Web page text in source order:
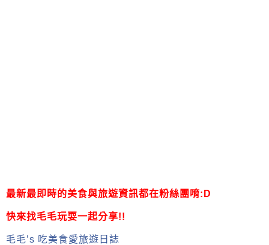
最新最即時的美食與旅遊資訊都在粉絲團唷:D
快來找毛毛玩耍一起分享!!
毛毛’s 吃美食愛旅遊日誌